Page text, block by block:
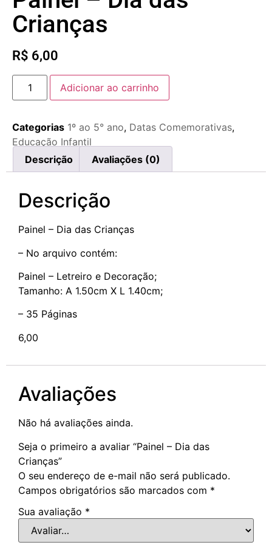
Crianças
R$ 6,00
Adicionar ao carrinho
Categorias 1º ao 5° ano, Datas Comemorativas,
Educação Infantil
Descrição
Avaliações (0)
Descrição
Painel – Dia das Crianças
– No arquivo contém:
Painel – Letreiro e Decoração;
Tamanho: A 1.50cm X L 1.40cm;
– 35 Páginas
6,00
Avaliações
Não há avaliações ainda.
Seja o primeiro a avaliar “Painel – Dia das
Crianças”
O seu endereço de e-mail não será publicado.
Campos obrigatórios são marcados com *
Sua avaliação *